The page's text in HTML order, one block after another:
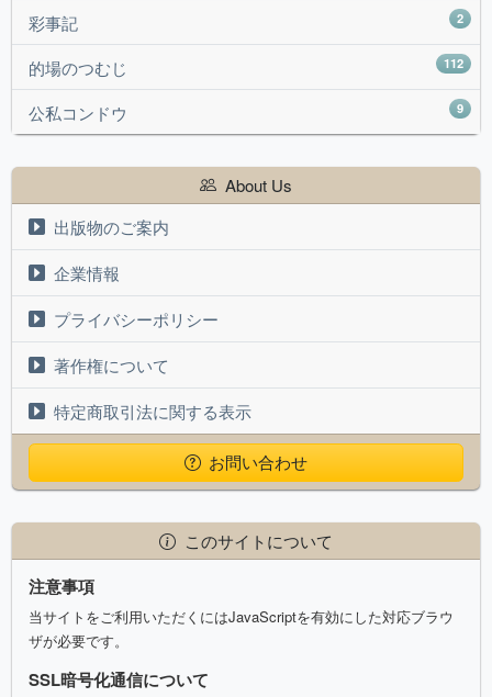
彩事記 2
的場のつむじ 112
公私コンドウ 9
About Us
出版物のご案内
企業情報
プライバシーポリシー
著作権について
特定商取引法に関する表示
お問い合わせ
このサイトについて
注意事項
当サイトをご利用いただくにはJavaScriptを有効にした対応ブラウ
ザが必要です。
SSL暗号化通信について